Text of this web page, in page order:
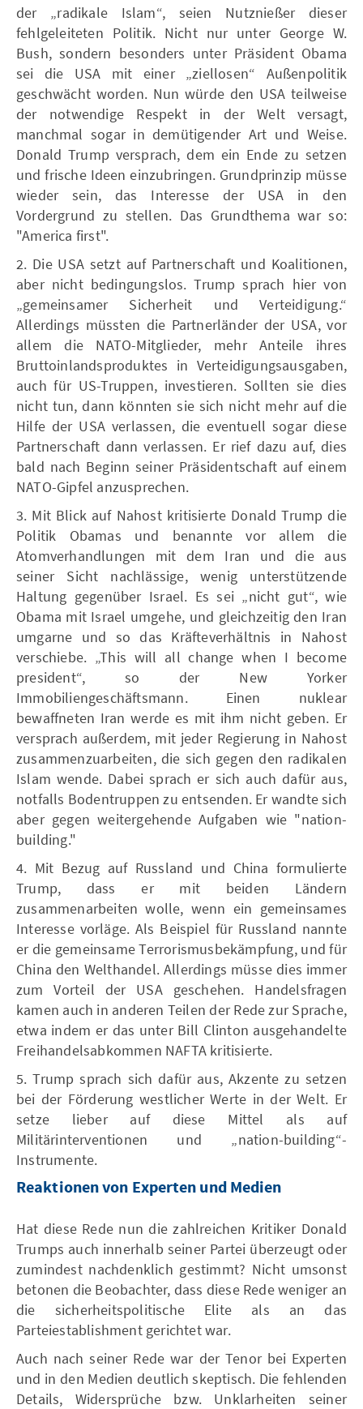
der „radikale Islam“, seien Nutznießer dieser
fehlgeleiteten Politik. Nicht nur unter George W.
Bush, sondern besonders unter Präsident Obama
sei die USA mit einer „ziellosen“ Außenpolitik
geschwächt worden. Nun würde den USA teilweise
der notwendige Respekt in der Welt versagt,
manchmal sogar in demütigender Art und Weise.
Donald Trump versprach, dem ein Ende zu setzen
und frische Ideen einzubringen. Grundprinzip müsse
wieder sein, das Interesse der USA in den
Vordergrund zu stellen. Das Grundthema war so:
"America first".
2. Die USA setzt auf Partnerschaft und Koalitionen,
aber nicht bedingungslos. Trump sprach hier von
„gemeinsamer Sicherheit und Verteidigung.“
Allerdings müssten die Partnerländer der USA, vor
allem die NATO-Mitglieder, mehr Anteile ihres
Bruttoinlandsproduktes in Verteidigungsausgaben,
auch für US-Truppen, investieren. Sollten sie dies
nicht tun, dann könnten sie sich nicht mehr auf die
Hilfe der USA verlassen, die eventuell sogar diese
Partnerschaft dann verlassen. Er rief dazu auf, dies
bald nach Beginn seiner Präsidentschaft auf einem
NATO-Gipfel anzusprechen.
3. Mit Blick auf Nahost kritisierte Donald Trump die
Politik Obamas und benannte vor allem die
Atomverhandlungen mit dem Iran und die aus
seiner Sicht nachlässige, wenig unterstützende
Haltung gegenüber Israel. Es sei „nicht gut“, wie
Obama mit Israel umgehe, und gleichzeitig den Iran
umgarne und so das Kräfteverhältnis in Nahost
verschiebe. „This will all change when I become
president“, so der New Yorker
Immobiliengeschäftsmann. Einen nuklear
bewaffneten Iran werde es mit ihm nicht geben. Er
versprach außerdem, mit jeder Regierung in Nahost
zusammenzuarbeiten, die sich gegen den radikalen
Islam wende. Dabei sprach er sich auch dafür aus,
notfalls Bodentruppen zu entsenden. Er wandte sich
aber gegen weitergehende Aufgaben wie "nation-
building."
4. Mit Bezug auf Russland und China formulierte
Trump, dass er mit beiden Ländern
zusammenarbeiten wolle, wenn ein gemeinsames
Interesse vorläge. Als Beispiel für Russland nannte
er die gemeinsame Terrorismusbekämpfung, und für
China den Welthandel. Allerdings müsse dies immer
zum Vorteil der USA geschehen. Handelsfragen
kamen auch in anderen Teilen der Rede zur Sprache,
etwa indem er das unter Bill Clinton ausgehandelte
Freihandelsabkommen NAFTA kritisierte.
5. Trump sprach sich dafür aus, Akzente zu setzen
bei der Förderung westlicher Werte in der Welt. Er
setze lieber auf diese Mittel als auf
Militärinterventionen und „nation-building“-
Instrumente.
Reaktionen von Experten und Medien
Hat diese Rede nun die zahlreichen Kritiker Donald
Trumps auch innerhalb seiner Partei überzeugt oder
zumindest nachdenklich gestimmt? Nicht umsonst
betonen die Beobachter, dass diese Rede weniger an
die sicherheitspolitische Elite als an das
Parteiestablishment gerichtet war.
Auch nach seiner Rede war der Tenor bei Experten
und in den Medien deutlich skeptisch. Die fehlenden
Details, Widersprüche bzw. Unklarheiten seiner